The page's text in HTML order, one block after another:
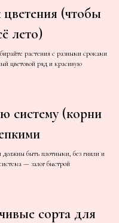
(чтобы
лето)
растения с разными сроками
цветовой ряд и красивую
систему (корни
быть плотными, без гнили и
— залог быстрой
сорта для